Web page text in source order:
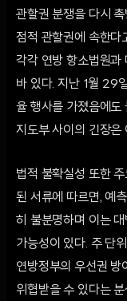
관할권 분쟁을 다시
점적 관할권에 속한
각각 연방 항소법원과
바 있다. 지난 1월 29
율 행사를 가졌음에
지도부 사이의 긴장은
법적 불확실성 또한
된 서류에 따르면, 예
히 불분명하며 이는
가능성이 있다. 주 단
연방정부의 우선권
위협받을 수 있다는